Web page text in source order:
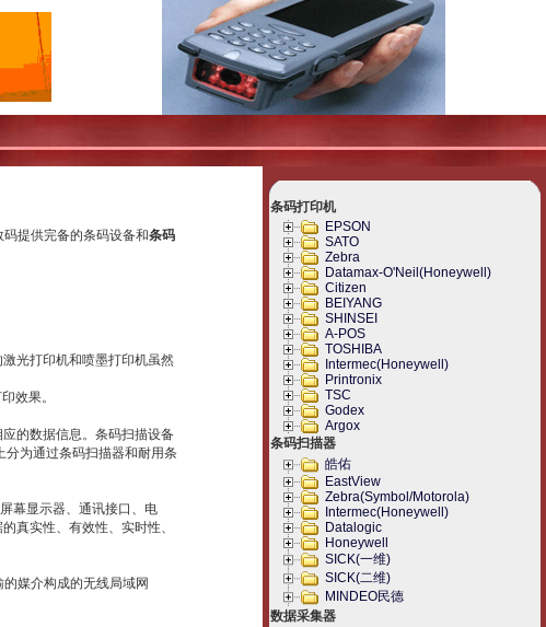
条码打印机
EPSON
SATO
Zebra
Datamax-O'Neil(Honeywell)
Citizen
BEIYANG
SHINSEI
A-POS
TOSHIBA
Intermec(Honeywell)
Printronix
TSC
Godex
Argox
条码扫描器
皓佑
EastView
Zebra(Symbol/Motorola)
Intermec(Honeywell)
Datalogic
Honeywell
SICK(一维)
SICK(二维)
MINDEO民德
数据采集器
提供完备的条码设备和条码
激光打印机和喷墨打印机虽然
效果。
的数据信息。条码扫描设备
为通过条码扫描器和耐用条
幕显示器、通讯接口、电
真实性、有效性、实时性、
媒介构成的无线局域网